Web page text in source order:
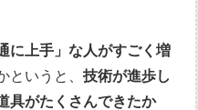
に上手」な人がすごく増
というと、技術が進歩し
具がたくさんできたか